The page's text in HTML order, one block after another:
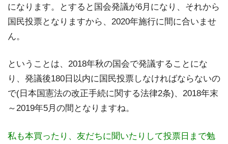
になります。とすると国会発議が6月になり、それから
国民投票となりますから、2020年施行に間に合いませ
ん。
ということは、2018年秋の国会で発議することにな
り、発議後180日以内に国民投票しなければならないの
で(日本国憲法の改正手続に関する法律2条)、2018年末
～2019年5月の間となりますね。
私も本買ったり、友だちに聞いたりして投票日まで勉